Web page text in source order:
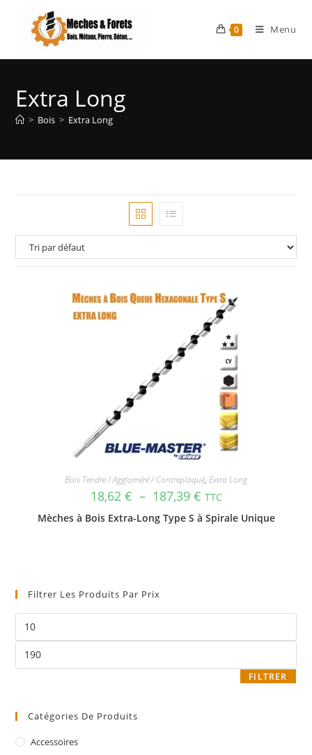
0 Menu
Extra Long
> Bois > Extra Long
Bois Tendre / Aggloméré / Contreplaqué, Extra Long
18,62 € – 187,39 € TTC
Mèches à Bois Extra-Long Type S à Spirale Unique
Filtrer Les Produits Par Prix
FILTRER
Catégories De Produits
Accessoires